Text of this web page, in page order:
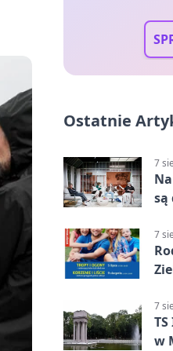
Ostatnie
7
są
7
7
w